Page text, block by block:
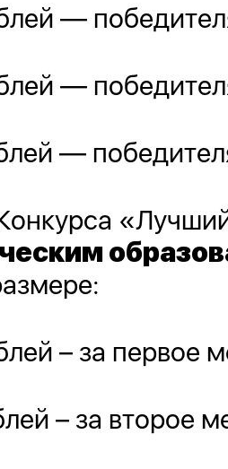
—
—
—
– за первое
– за второе